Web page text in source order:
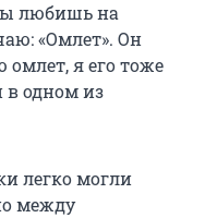
любишь на
«Омлет». Он
я его тоже
в одном из
легко могли
между